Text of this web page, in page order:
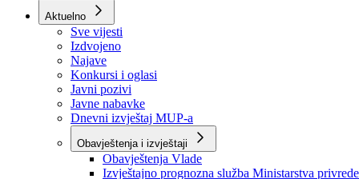
Aktuelno
Sve vijesti
Izdvojeno
Najave
Konkursi i oglasi
Javni pozivi
Javne nabavke
Dnevni izvještaj MUP-a